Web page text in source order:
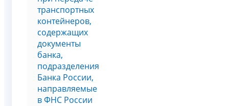
транспортных
контейнеров,
содержащих
документы
банка,
подразделения
Банка России,
направляемые
в ФНС России